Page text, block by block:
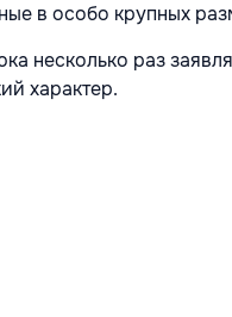
в особо крупных
несколько раз
характер.